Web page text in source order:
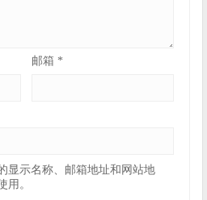
邮箱 *
显示名称、邮箱地址和网站地
用。